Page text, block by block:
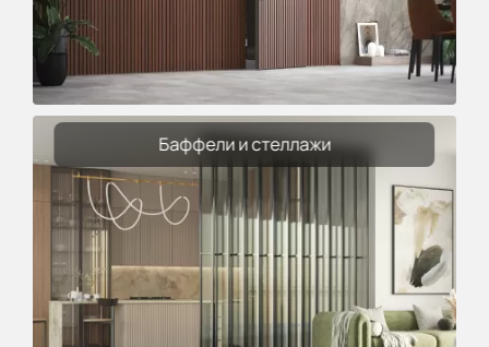
Баффели и стеллажи